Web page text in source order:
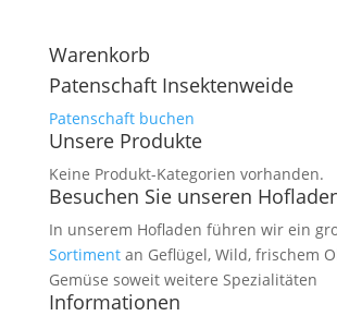
Warenkorb
Patenschaft Insektenweide
Patenschaft buchen
Unsere Produkte
Keine Produkt-Kategorien vorhanden.
Besuchen Sie unseren
In unserem Hofladen führen wir ein
Sortimentan Geflügel, Wild, frischem
Gemüse soweit weitere Spezialitäten
Informationen